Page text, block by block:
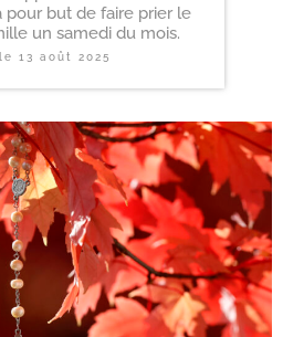
pour but de faire prier le
un samedi du mois.
13 août 2025